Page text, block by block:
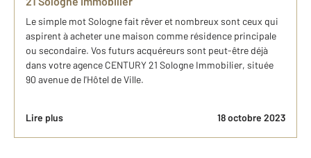
Le simple mot Sologne fait rêver et nombreux sont ceux qui
aspirent à acheter une maison comme résidence principale
ou secondaire. Vos futurs acquéreurs sont peut-être déjà
dans votre agence CENTURY 21 Sologne Immobilier, située
90 avenue de l'Hôtel de Ville.
Lire plus 18 octobre 2023